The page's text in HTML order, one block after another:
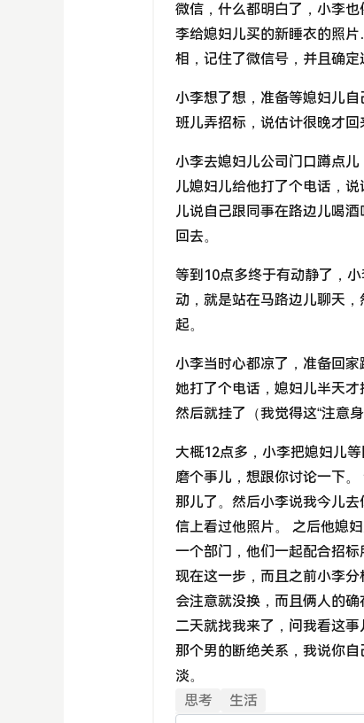
微信，什么都明白了，小李
李给媳妇儿买的新睡衣的照
相，记住了微信号，并且确定
小李想了想，准备等媳妇儿
班儿弄招标，说估计很晚才回
小李去媳妇儿公司门口蹲点
儿媳妇儿给他打了个电话，
儿说自己跟同事在路边儿喝
回去。
等到10点多终于有动静了，
动，就是站在马路边儿聊天
起。
小李当时心都凉了，准备回
她打了个电话，媳妇儿半天
然后就挂了（我觉得这“注意
大概12点多，小李把媳妇儿
磨个事儿，想跟你讨论一下
那儿了。然后小李说我今儿
信上看过他照片。 之后他媳
一个部门，他们一起配合招
现在这一步，而且之前小李
会注意就没换，而且俩人的
二天就找我来了，问我看这
那个男的断绝关系，我说你
淡。
思考
生活